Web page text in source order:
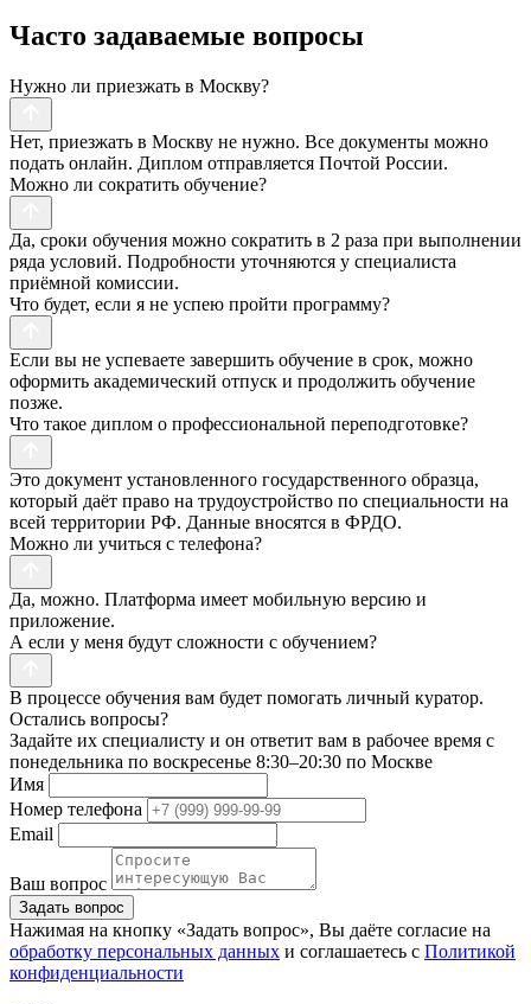
Часто задаваемые вопросы
Нужно ли приезжать в Москву?
Нет, приезжать в Москву не нужно. Все документы можно
подать онлайн. Диплом отправляется Почтой России.
Можно ли сократить обучение?
Да, сроки обучения можно сократить в 2 раза при выполнении
ряда условий. Подробности уточняются у специалиста
приёмной комиссии.
Что будет, если я не успею пройти программу?
Если вы не успеваете завершить обучение в срок, можно
оформить академический отпуск и продолжить обучение
позже.
Что такое диплом о профессиональной переподготовке?
Это документ установленного государственного образца,
который даёт право на трудоустройство по специальности на
всей территории РФ. Данные вносятся в ФРДО.
Можно ли учиться с телефона?
Да, можно. Платформа имеет мобильную версию и
приложение.
А если у меня будут сложности с обучением?
В процессе обучения вам будет помогать личный куратор.
Остались вопросы?
Задайте их специалисту и он ответит вам в рабочее время с
понедельника по воскресенье 8:30–20:30 по Москве
Имя
Номер телефона
Email
Ваш вопрос
Задать вопрос
Нажимая на кнопку «Задать вопрос», Вы даёте согласие на
обработку персональных данных и соглашаетесь с Политикой
конфиденциальности